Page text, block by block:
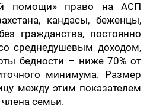
помощи» право на АСП
кандасы, беженцы,
гражданства, постоянно
среднедушевым доходом,
бедности – ниже 70% от
минимума. Размер
между этим показателем
семьи.